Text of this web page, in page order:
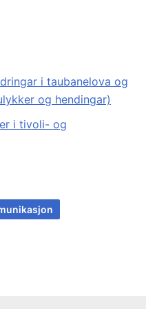
i taubanelova og
og hendingar)
i tivoli- og